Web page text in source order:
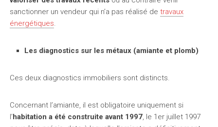
sanctionner un vendeur qui n’a pas réalisé de travaux
énergétiques.
Les diagnostics sur les métaux (amiante et plomb)
Ces deux diagnostics immobiliers sont distincts.
Concernant l’amiante, il est obligatoire uniquement si
l’ habitation a été construite avant 1997, le 1er juillet 1997